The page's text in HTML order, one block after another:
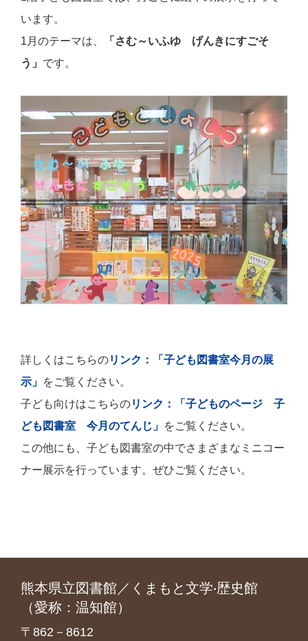
います。
1月のテーマは、
「さむ～いふゆ げんきにすごそ
う 」 です。
詳しくはこちらのリンク：「子ども図書室今月の展
示」 をご覧ください。
子ども向けはこちらのリンク：「子どものページ 子
ども図書室 今月のてんじ」 をご覧ください。
この他にも、子ども図書室の中でさまざまなミニコー
ナー展示を行っています。ぜひご覧ください。
熊本県立図書館／くまもと文学‧歴史館
（愛称：温知館）
〒862－8612